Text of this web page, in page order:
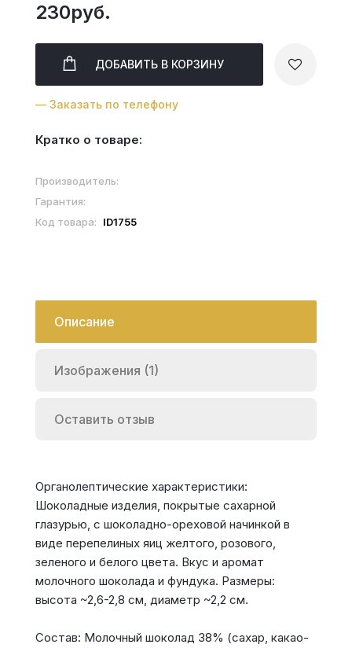
230руб.
ДОБАВИТЬ В КОРЗИНУ
— Заказать по телефону
Кратко о товаре:
Производитель:
Гарантия:
Код товара:
ID1755
Описание
Изображения (1)
Оставить отзыв
Органолептические характеристики:
Шоколадные изделия, покрытые сахарной
глазурью, с шоколадно-ореховой начинкой в
виде перепелиных яиц желтого, розового,
зеленого и белого цвета. Вкус и аромат
молочного шоколада и фундука. Размеры:
высота ~2,6-2,8 см, диаметр ~2,2 см.
Состав: Молочный шоколад 38% (сахар, какао-